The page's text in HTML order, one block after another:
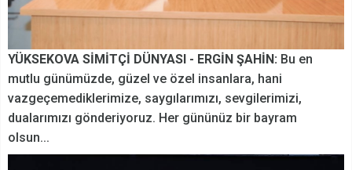
YÜKSEKOVA SİMİTÇİ DÜNYASI - ERGİN ŞAHİN: Bu en
mutlu günümüzde, güzel ve özel insanlara, hani
vazgeçemediklerimize, saygılarımızı, sevgilerimizi,
dualarımızı gönderiyoruz. Her gününüz bir bayram
olsun...